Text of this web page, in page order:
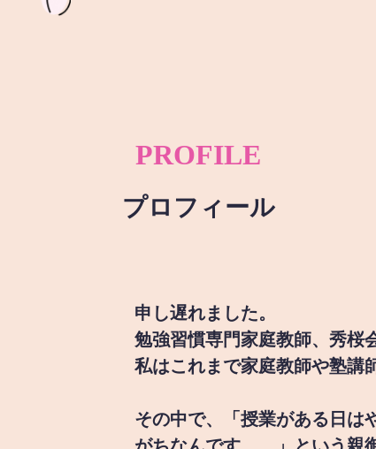
PROFILE
プロフィール
申し遅れました。
勉強習慣専門家庭教師、秀桜
私はこれまで家庭教師や塾講
その中で、「授業がある日は